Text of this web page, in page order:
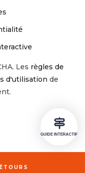
GUIDE INTERACTIF
Les règles de
d'utilisation de